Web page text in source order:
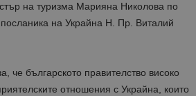
на туризма Марияна Николова по
на Украйна Н. Пр. Виталий
че българското правителство високо
отношения с Украйна, които